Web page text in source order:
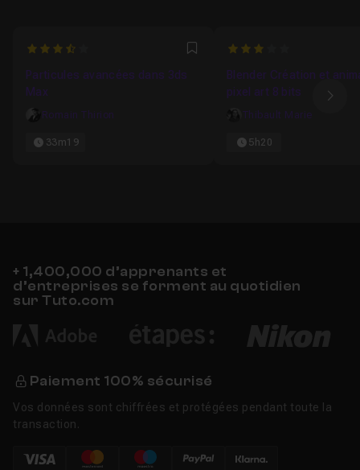
3.4285714285714 Favori
Particules avancées dans 3ds
Max
Romain Thirion
33m19
3
Blender Création et
pixel art 8 bits
Thibault Marie
5h20
+ 1,400,000 d’apprenants et
d’entreprises se forment au quotidien
sur Tuto.com
Paiement 100% sécurisé
Vos données sont chiffrées et protégées pendant toute la
transaction.